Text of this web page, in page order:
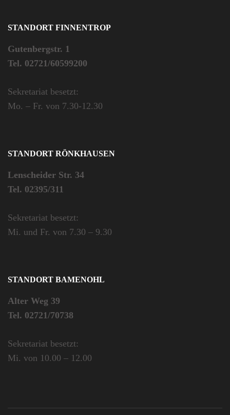
STANDORT FINNENTROP
Gutenbergstr. 1
Tel. 02721/60599200
Sekretariat besetzt:
Mo. – Fr. von 7.30-12.30
STANDORT RÖNKHAUSEN
Lenscheider Str. 34
Tel. 02395/311
Sekretariat besetzt:
Mi. und Fr. von 7.30 – 9.30
STANDORT BAMENOHL
Alter Weg 39
Tel. 02721/70738
Sekretariat besetzt:
Mi. von 10.00 – 12.00